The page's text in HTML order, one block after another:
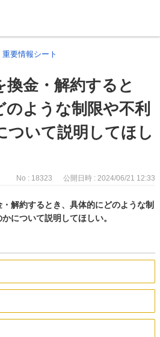
重要情報シート
金・解約すると
のような制限や不利
ついて説明してほし
No : 18323 公開日時 : 2024/06/21 12:33
解約するとき、具体的にどのような制
について説明してほしい。